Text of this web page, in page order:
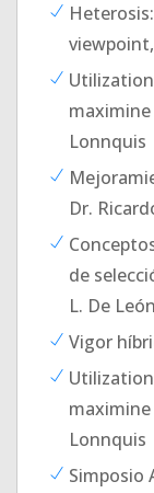
Lonnquis
Dr.
de
L. De León
Vigor
Lonnquis
Simposio